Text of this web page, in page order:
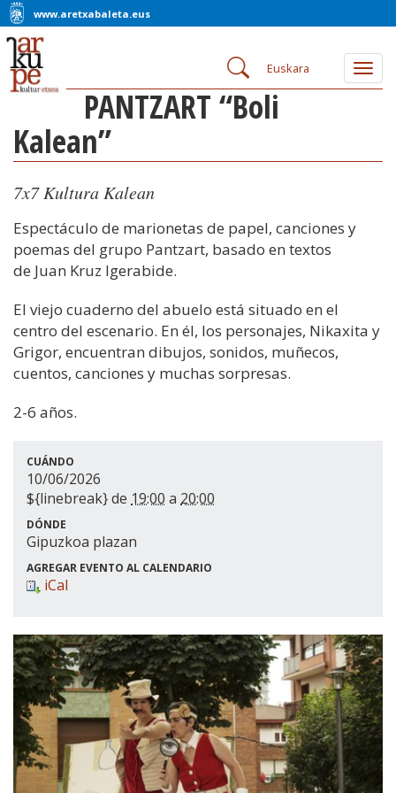
www.aretxabaleta.eus
Euskara
PANTZART “Boli
Kalean”
7x7 Kultura Kalean
Espectáculo de marionetas de papel, canciones y
poemas del grupo Pantzart, basado en textos
de Juan Kruz Igerabide.
El viejo cuaderno del abuelo está situado en el
centro del escenario. En él, los personajes, Nikaxita y
Grigor, encuentran dibujos, sonidos, muñecos,
cuentos, canciones y muchas sorpresas.
2-6 años.
CUÁNDO
10/06/2026
${linebreak} de 19:00 a 20:00
DÓNDE
Gipuzkoa plazan
AGREGAR EVENTO AL CALENDARIO
iCal